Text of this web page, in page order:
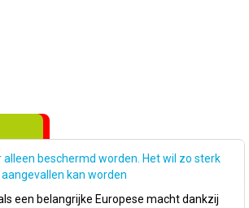
alleen beschermd worden. Het wil zo sterk
kan worden
een belangrijke Europese macht dankzij